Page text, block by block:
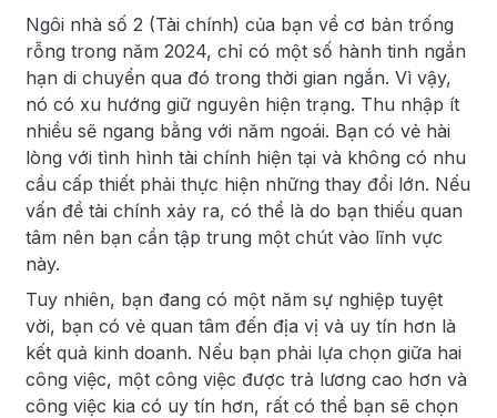
Ngôi nhà số 2 (Tài chính) của bạn về cơ bản trống
rỗng trong năm 2024, chỉ có một số hành tinh ngắn
hạn di chuyển qua đó trong thời gian ngắn. Vì vậy,
nó có xu hướng giữ nguyên hiện trạng. Thu nhập ít
nhiều sẽ ngang bằng với năm ngoái. Bạn có vẻ hài
lòng với tình hình tài chính hiện tại và không có nhu
cầu cấp thiết phải thực hiện những thay đổi lớn. Nếu
vấn đề tài chính xảy ra, có thể là do bạn thiếu quan
tâm nên bạn cần tập trung một chút vào lĩnh vực
này.
Tuy nhiên, bạn đang có một năm sự nghiệp tuyệt
vời, bạn có vẻ quan tâm đến địa vị và uy tín hơn là
kết quả kinh doanh. Nếu bạn phải lựa chọn giữa hai
công việc, một công việc được trả lương cao hơn và
công việc kia có uy tín hơn, rất có thể bạn sẽ chọn